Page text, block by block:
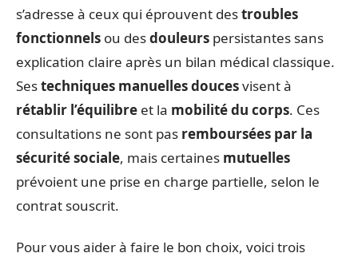
s’adresse à ceux qui éprouvent destroubles
fonctionnels ou desdouleurs persistantes sans
explication claire après un bilan médical classique.
Sestechniques manuelles doucesvisent à
rétablir l’équilibre et la mobilité du corps. Ces
consultations ne sont pas remboursées par la
sécurité sociale, mais certaines mutuelles
prévoient une prise en charge partielle, selon le
contrat souscrit.
Pour vous aider à faire le bon choix, voici trois